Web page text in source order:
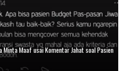
Minta Maaf usai Komentar Jahat soal Pasien